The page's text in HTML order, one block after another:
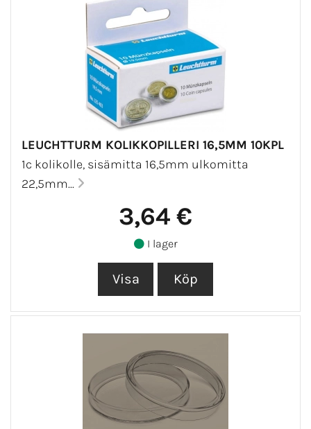
LEUCHTTURM KOLIKKOPILLERI 16,5MM 10KPL
1c kolikolle, sisämitta 16,5mm ulkomitta
22,5mm...
3,64 €
I lager